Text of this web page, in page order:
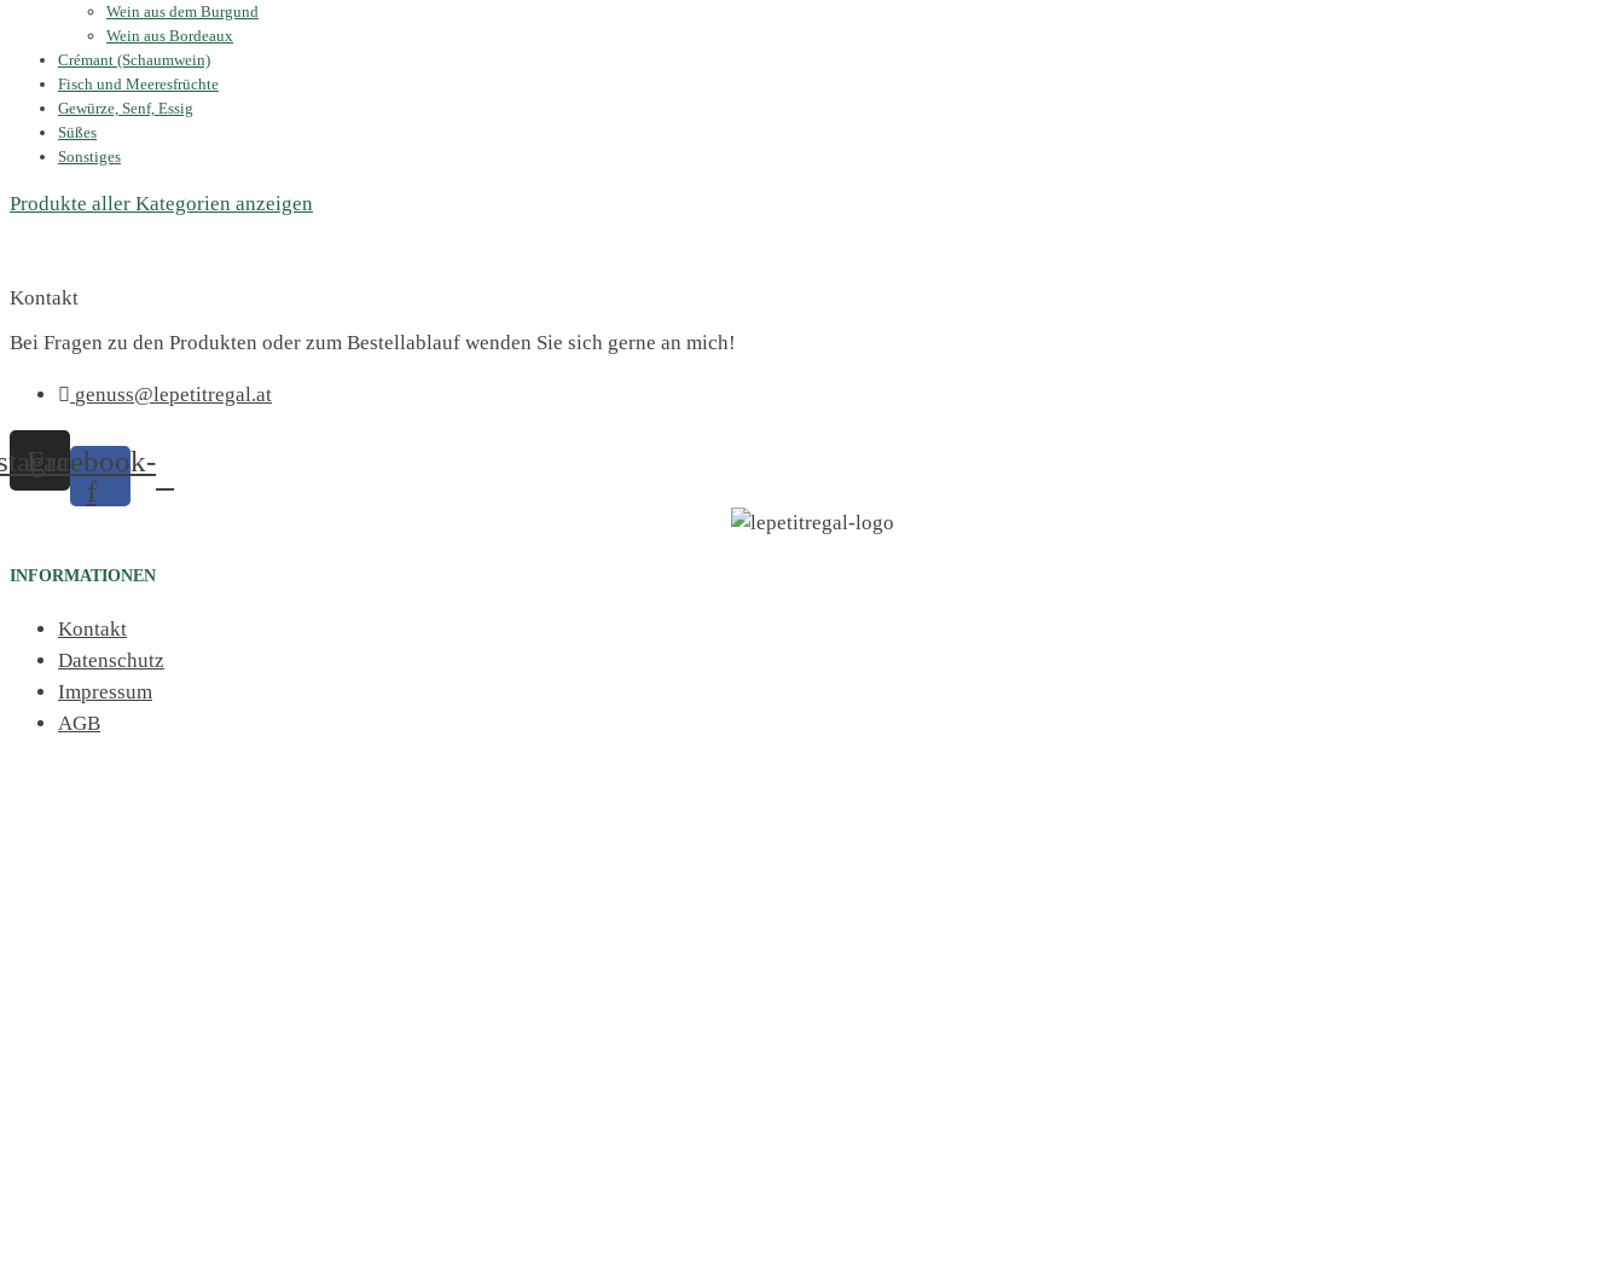
Wein aus dem Burgund
Wein aus Bordeaux
Crémant (Schaumwein)
Fisch und Meeresfrüchte
Gewürze, Senf, Essig
Süßes
Sonstiges
Produkte aller Kategorien anzeigen
Kontakt
Bei Fragen zu den Produkten oder zum Bestellablauf wenden Sie sich gerne an mich!
genuss@lepetitregal.at
Facebook-
f
INFORMATIONEN
Kontakt
Datenschutz
Impressum
AGB